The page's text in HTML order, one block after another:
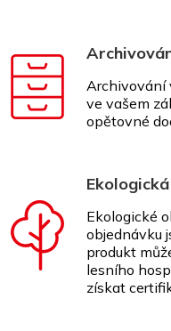
Archivování
ve vašem
opětovné
Ekologické
objednávku
produkt
lesního
získat